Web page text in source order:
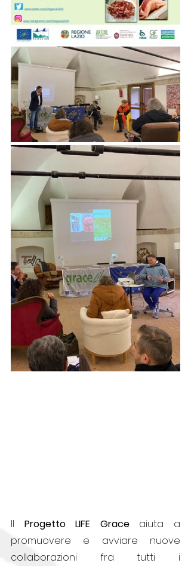
Il Progetto LIFE Grace aiuta a
promuovere e avviare nuove
collaborazioni fra tutti i